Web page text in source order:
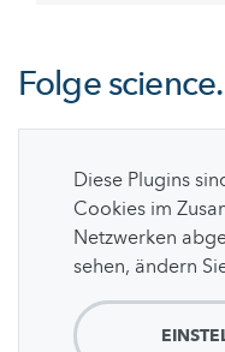
Folge
Diese Plugins
Cookies im
Netzwerken
sehen, ändern